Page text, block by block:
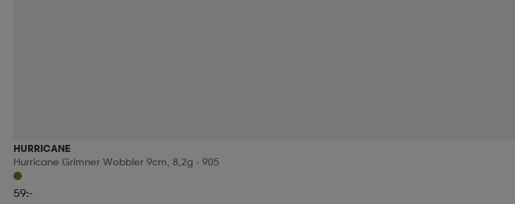
HURRICANE
Hurricane Grimner Wobbler 9cm, 8,2g - 905
59:-